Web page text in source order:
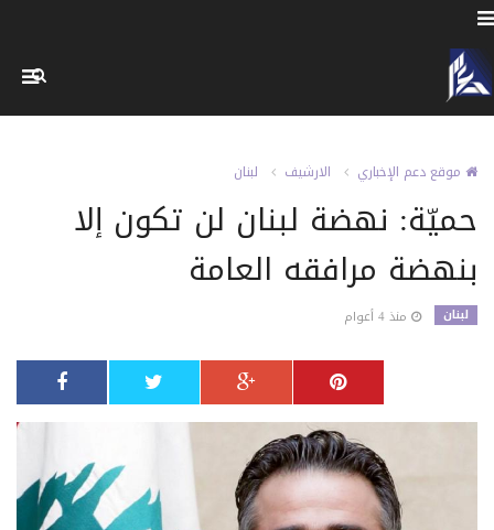
موقع دعم الإخباري الارشيف لبنان
حميّة: نهضة لبنان لن تكون إلا
بنهضة مرافقه العامة
لبنان منذ 4 أعوام